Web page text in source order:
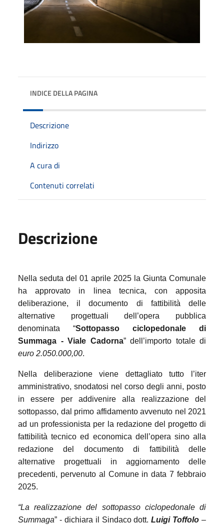
INDICE DELLA PAGINA
Descrizione
Indirizzo
A cura di
Contenuti correlati
Descrizione
Nella seduta del 01 aprile 2025 la Giunta Comunale
ha approvato in linea tecnica, con apposita
deliberazione, il documento di fattibilità delle
alternative progettuali dell’opera pubblica
denominata “Sottopasso ciclopedonale di
Summaga - Viale Cadorna” dell’importo totale di
euro 2.050.000,00.
Nella deliberazione viene dettagliato tutto l’iter
amministrativo, snodatosi nel corso degli anni, posto
in essere per addivenire alla realizzazione del
sottopasso, dal primo affidamento avvenuto nel 2021
ad un professionista per la redazione del progetto di
fattibilità tecnico ed economica dell’opera sino alla
redazione del documento di fattibilità delle
alternative progettuali in aggiornamento delle
precedenti, pervenuto al Comune in data 7 febbraio
2025.
“La realizzazione del sottopasso ciclopedonale di
Summaga” - dichiara il Sindaco dott.Luigi Toffolo –